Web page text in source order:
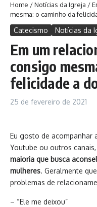
Home /Notícias da Igreja /
mesma: o caminho da
Catecismo Notícias da
Em um
consigo
felicidade a
25 de fevereiro de 2021
Eu gosto de acompanhar
Youtube ou outros
maioria que busca
mulheres. Geralmente
problemas de
– “Ele me deixou”